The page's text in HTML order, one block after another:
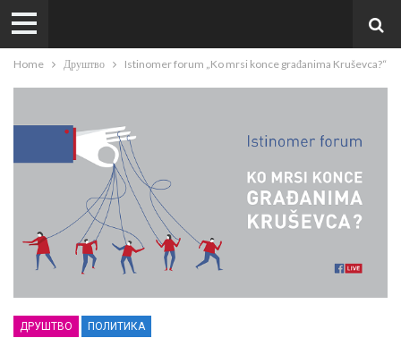
Home Друштво Istinomer forum „Ko mrsi konce građanima Kruševca?“
ДРУШТВО ПОЛИТИКА